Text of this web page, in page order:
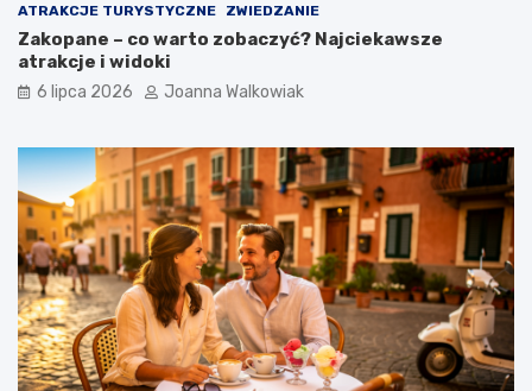
ATRAKCJE TURYSTYCZNE ZWIEDZANIE
Zakopane – co warto zobaczyć? Najciekawsze
atrakcje i widoki
6 lipca 2026 Joanna Walkowiak